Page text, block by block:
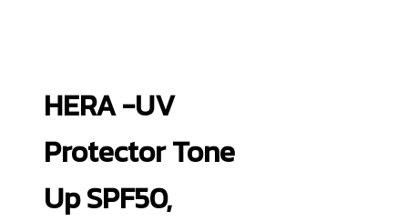
HERA -UV
Protector Tone
Up SPF50,